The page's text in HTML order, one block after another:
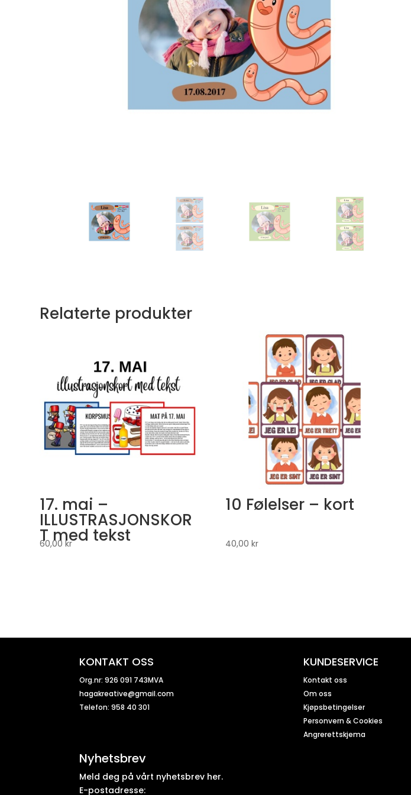
Relaterte produkter
17. mai –
ILLUSTRASJONSKOR
T med tekst
60,00kr
10 Følelser – kort
40,00kr
KONTAKT OSS
Org.nr: 926 091 743MVA
hagakreative@gmail.com
Telefon: 958 40 301
Nyhetsbrev
Meld deg på vårt nyhetsbrev her.
E-postadresse:
KUNDESERVICE
Kontakt oss
Om oss
Kjøpsbetingelser
Personvern & Cookies
Angrerettskjema